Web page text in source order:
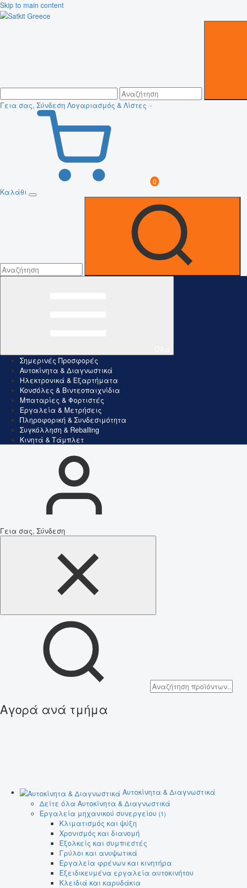
Skip to main content
Γεια σας, Σύνδεση Λογαριασμός & Λίστες
0
Καλάθι
Σημερινές Προσφορές
Αυτοκίνητα & Διαγνωστικά
Ηλεκτρονικά & Εξαρτήματα
Κονσόλες & Βιντεοπαιχνίδια
Μπαταρίες & Φορτιστές
Εργαλεία & Μετρήσεις
Πληροφορική & Συνδεσιμότητα
Συγκόλληση & Reballing
Κινητά & Τάμπλετ
Γεια σας, Σύνδεση
Αγορά ανά τμήμα
Αυτοκίνητα & Διαγνωστικά
Δείτε όλα Αυτοκίνητα & Διαγνωστικά
Εργαλεία μηχανικού συνεργείου (1)
Κλιματισμός και ψύξη
Χρονισμός και διανομή
Εξολκείς και συμπιεστές
Γρύλοι και ανυψωτικά
Εργαλεία φρένων και κινητήρα
Εξειδικευμένα εργαλεία αυτοκινήτου
Κλειδιά και καρυδάκια